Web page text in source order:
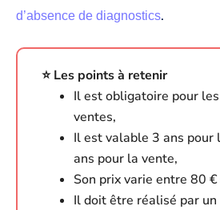
d’absence de diagnostics.
⭐️ Les points à retenir
Il est obligatoire pour
ventes,
Il est valable 3 ans pour
ans pour la vente,
Son prix varie entre 80
Il doit être réalisé par